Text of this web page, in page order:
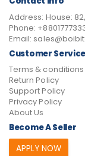
Address: House:
Phone:
Email:
Customer
Terms & conditions
Return Policy
Support Policy
Privacy Policy
About Us
Become A Seller
APPLY NOW